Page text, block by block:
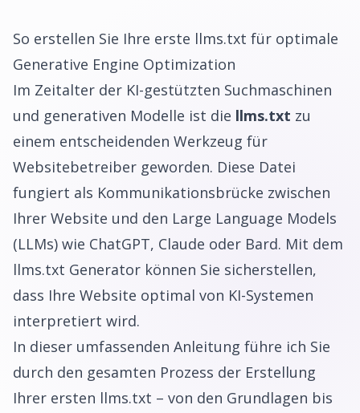
So erstellen Sie Ihre erste llms.txt für optimale
Generative Engine Optimization
Im Zeitalter der KI-gestützten Suchmaschinen
und generativen Modelle ist die llms.txt zu
einem entscheidenden Werkzeug für
Websitebetreiber geworden. Diese Datei
fungiert als Kommunikationsbrücke zwischen
Ihrer Website und den Large Language Models
(LLMs) wie ChatGPT, Claude oder Bard. Mit dem
llms.txt Generator können Sie sicherstellen,
dass Ihre Website optimal von KI-Systemen
interpretiert wird.
In dieser umfassenden Anleitung führe ich Sie
durch den gesamten Prozess der Erstellung
Ihrer ersten llms.txt – von den Grundlagen bis